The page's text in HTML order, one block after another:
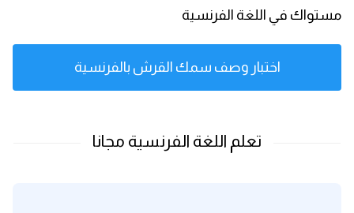
كلمات بحرف x
كلمات بحرف y
مستواك في اللغة الفرنسية
اختبار وصف سمك القرش بالفرنسية